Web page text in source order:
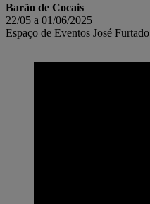
Barão de Cocais
22/05 a 01/06/2025
Espaço de Eventos José Furtado